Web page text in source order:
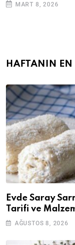
MART 8, 2026
HAFTANIN EN
Evde Saray
Tarifi ve
AĞUSTOS 8, 2026